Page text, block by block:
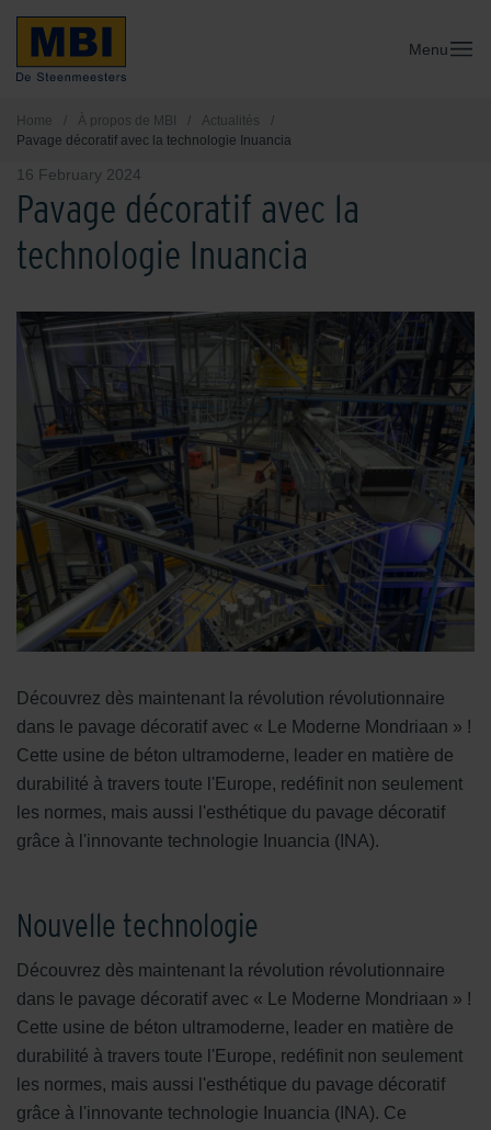
Menu
Home / À propos de MBI / Actualités
/
Pavage décoratif avec la technologie Inuancia
16 February 2024
Pavage décoratif avec la
technologie Inuancia
Découvrez dès maintenant la révolution révolutionnaire
dans le pavage décoratif avec « Le Moderne Mondriaan » !
Cette usine de béton ultramoderne, leader en matière de
durabilité à travers toute l'Europe, redéfinit non seulement
les normes, mais aussi l'esthétique du pavage décoratif
grâce à l'innovante technologie Inuancia (INA).
Nouvelle technologie
Découvrez dès maintenant la révolution révolutionnaire
dans le pavage décoratif avec « Le Moderne Mondriaan » !
Cette usine de béton ultramoderne, leader en matière de
durabilité à travers toute l'Europe, redéfinit non seulement
les normes, mais aussi l'esthétique du pavage décoratif
grâce à l'innovante technologie Inuancia (INA). Ce